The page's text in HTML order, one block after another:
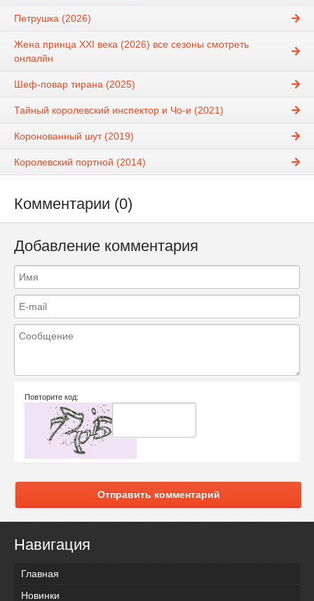
Петрушка (2026)
Жена принца XXI века (2026) все сезоны смотреть
онлалйн
Шеф-повар тирана (2025)
Тайный королевский инспектор и Чо-и (2021)
Коронованный шут (2019)
Королевский портной (2014)
Комментарии (0)
Добавление комментария
Повторите код:
Отправить комментарий
Навигация
Главная
Новинки